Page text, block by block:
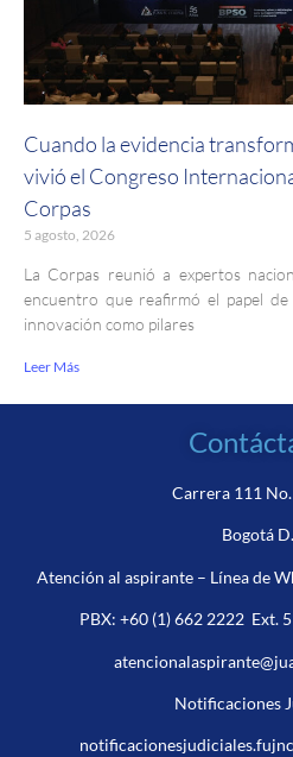
Cuando la evidencia
vivió el Congreso
Corpas
5 agosto, 2026
La Corpas reunió a expertos
encuentro que reafirmó el papel
innovación como pilares
Leer Más
Carrera 111
Bogotá
Atención al aspirante – Línea de
PBX: +60 (1) 662 2222Ext.
Notificaciones